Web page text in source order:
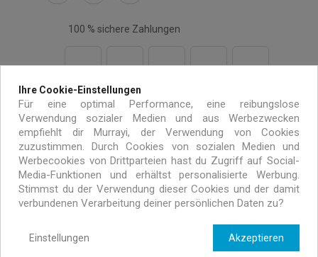
100 % sichere Zahlungen
Kostenloser Versand auf alle Bestellungen über 99€
innerhalb von Europa
Handgemacht mit umweltfreundlichen Materialien
Exklusive Angebote nur für MURRAYI Abonnenten
Ihre Cookie-Einstellungen
Für eine optimal Performance, eine reibungslose
Verwendung sozialer Medien und aus Werbezwecken
empfiehlt dir Murrayi, der Verwendung von Cookies
zuzustimmen. Durch Cookies von sozialen Medien und
Werbecookies von Drittparteien hast du Zugriff auf Social-
Media-Funktionen und erhältst personalisierte Werbung.
Stimmst du der Verwendung dieser Cookies und der damit
verbundenen Verarbeitung deiner persönlichen Daten zu?
Akzeptieren
Einstellungen